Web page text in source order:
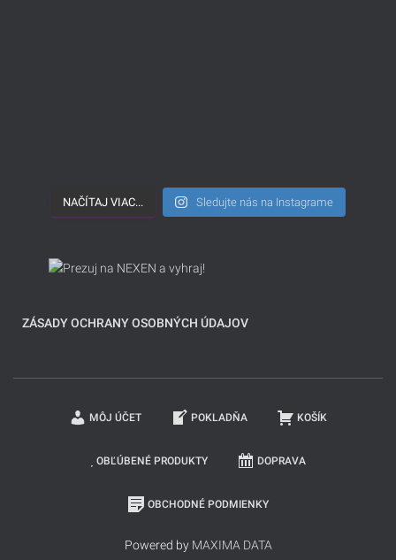
NAČÍTAJ VIAC... Sledujte nás na Instagrame
ZÁSADY OCHRANY OSOBNÝCH ÚDAJOV
MÔJ ÚČET POKLADŇA KOŠÍK
OBĽÚBENÉ PRODUKTY DOPRAVA
OBCHODNÉ PODMIENKY
Powered by MAXIMA DATA